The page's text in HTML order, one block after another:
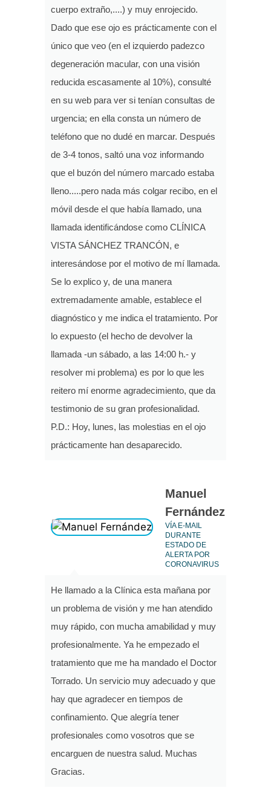
cuerpo extraño,....) y muy enrojecido.
Dado que ese ojo es prácticamente con el
único que veo (en el izquierdo padezco
degeneración macular, con una visión
reducida escasamente al 10%), consulté
en su web para ver si tenían consultas de
urgencia; en ella consta un número de
teléfono que no dudé en marcar. Después
de 3-4 tonos, saltó una voz informando
que el buzón del número marcado estaba
lleno.....pero nada más colgar recibo, en el
móvil desde el que había llamado, una
llamada identificándose como CLÍNICA
VISTA SÁNCHEZ TRANCÓN, e
interesándose por el motivo de mí llamada.
Se lo explico y, de una manera
extremadamente amable, establece el
diagnóstico y me indica el tratamiento. Por
lo expuesto (el hecho de devolver la
llamada -un sábado, a las 14:00 h.- y
resolver mi problema) es por lo que les
reitero mí enorme agradecimiento, que da
testimonio de su gran profesionalidad.
P.D.: Hoy, lunes, las molestias en el ojo
prácticamente han desaparecido.
He llamado a la Clínica esta mañana por
un problema de visión y me han atendido
muy rápido, con mucha amabilidad y muy
profesionalmente. Ya he empezado el
tratamiento que me ha mandado el Doctor
Torrado. Un servicio muy adecuado y que
hay que agradecer en tiempos de
confinamiento. Que alegría tener
profesionales como vosotros que se
encarguen de nuestra salud. Muchas
Gracias.
Manuel
Fernández
VÍA E-MAIL
DURANTE
ESTADO DE
ALERTA POR
CORONAVIRUS